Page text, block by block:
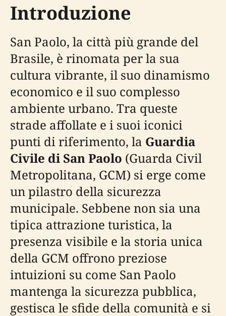
Introduzione
San Paolo, la città più grande del
Brasile, è rinomata per la sua
cultura vibrante, il suo dinamismo
economico e il suo complesso
ambiente urbano. Tra queste
strade affollate e i suoi iconici
punti di riferimento, la Guardia
Civile di San Paolo (Guarda Civil
Metropolitana, GCM) si erge come
un pilastro della sicurezza
municipale. Sebbene non sia una
tipica attrazione turistica, la
presenza visibile e la storia unica
della GCM offrono preziose
intuizioni su come San Paolo
mantenga la sicurezza pubblica,
gestisca le sfide della comunità e si